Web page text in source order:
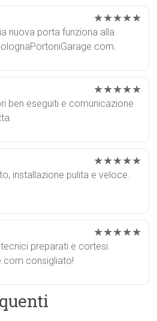
★★★★★
nuova porta funziona alla
★★★★★
ben eseguiti e comunicazione
★★★★★
installazione pulita e veloce.
★★★★★
preparati e cortesi.
consigliato!